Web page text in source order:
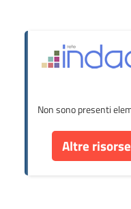
Non sono presenti
Altre